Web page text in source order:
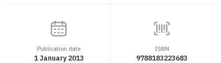
Publication date
1 January 2013
ISBN
9788183223683